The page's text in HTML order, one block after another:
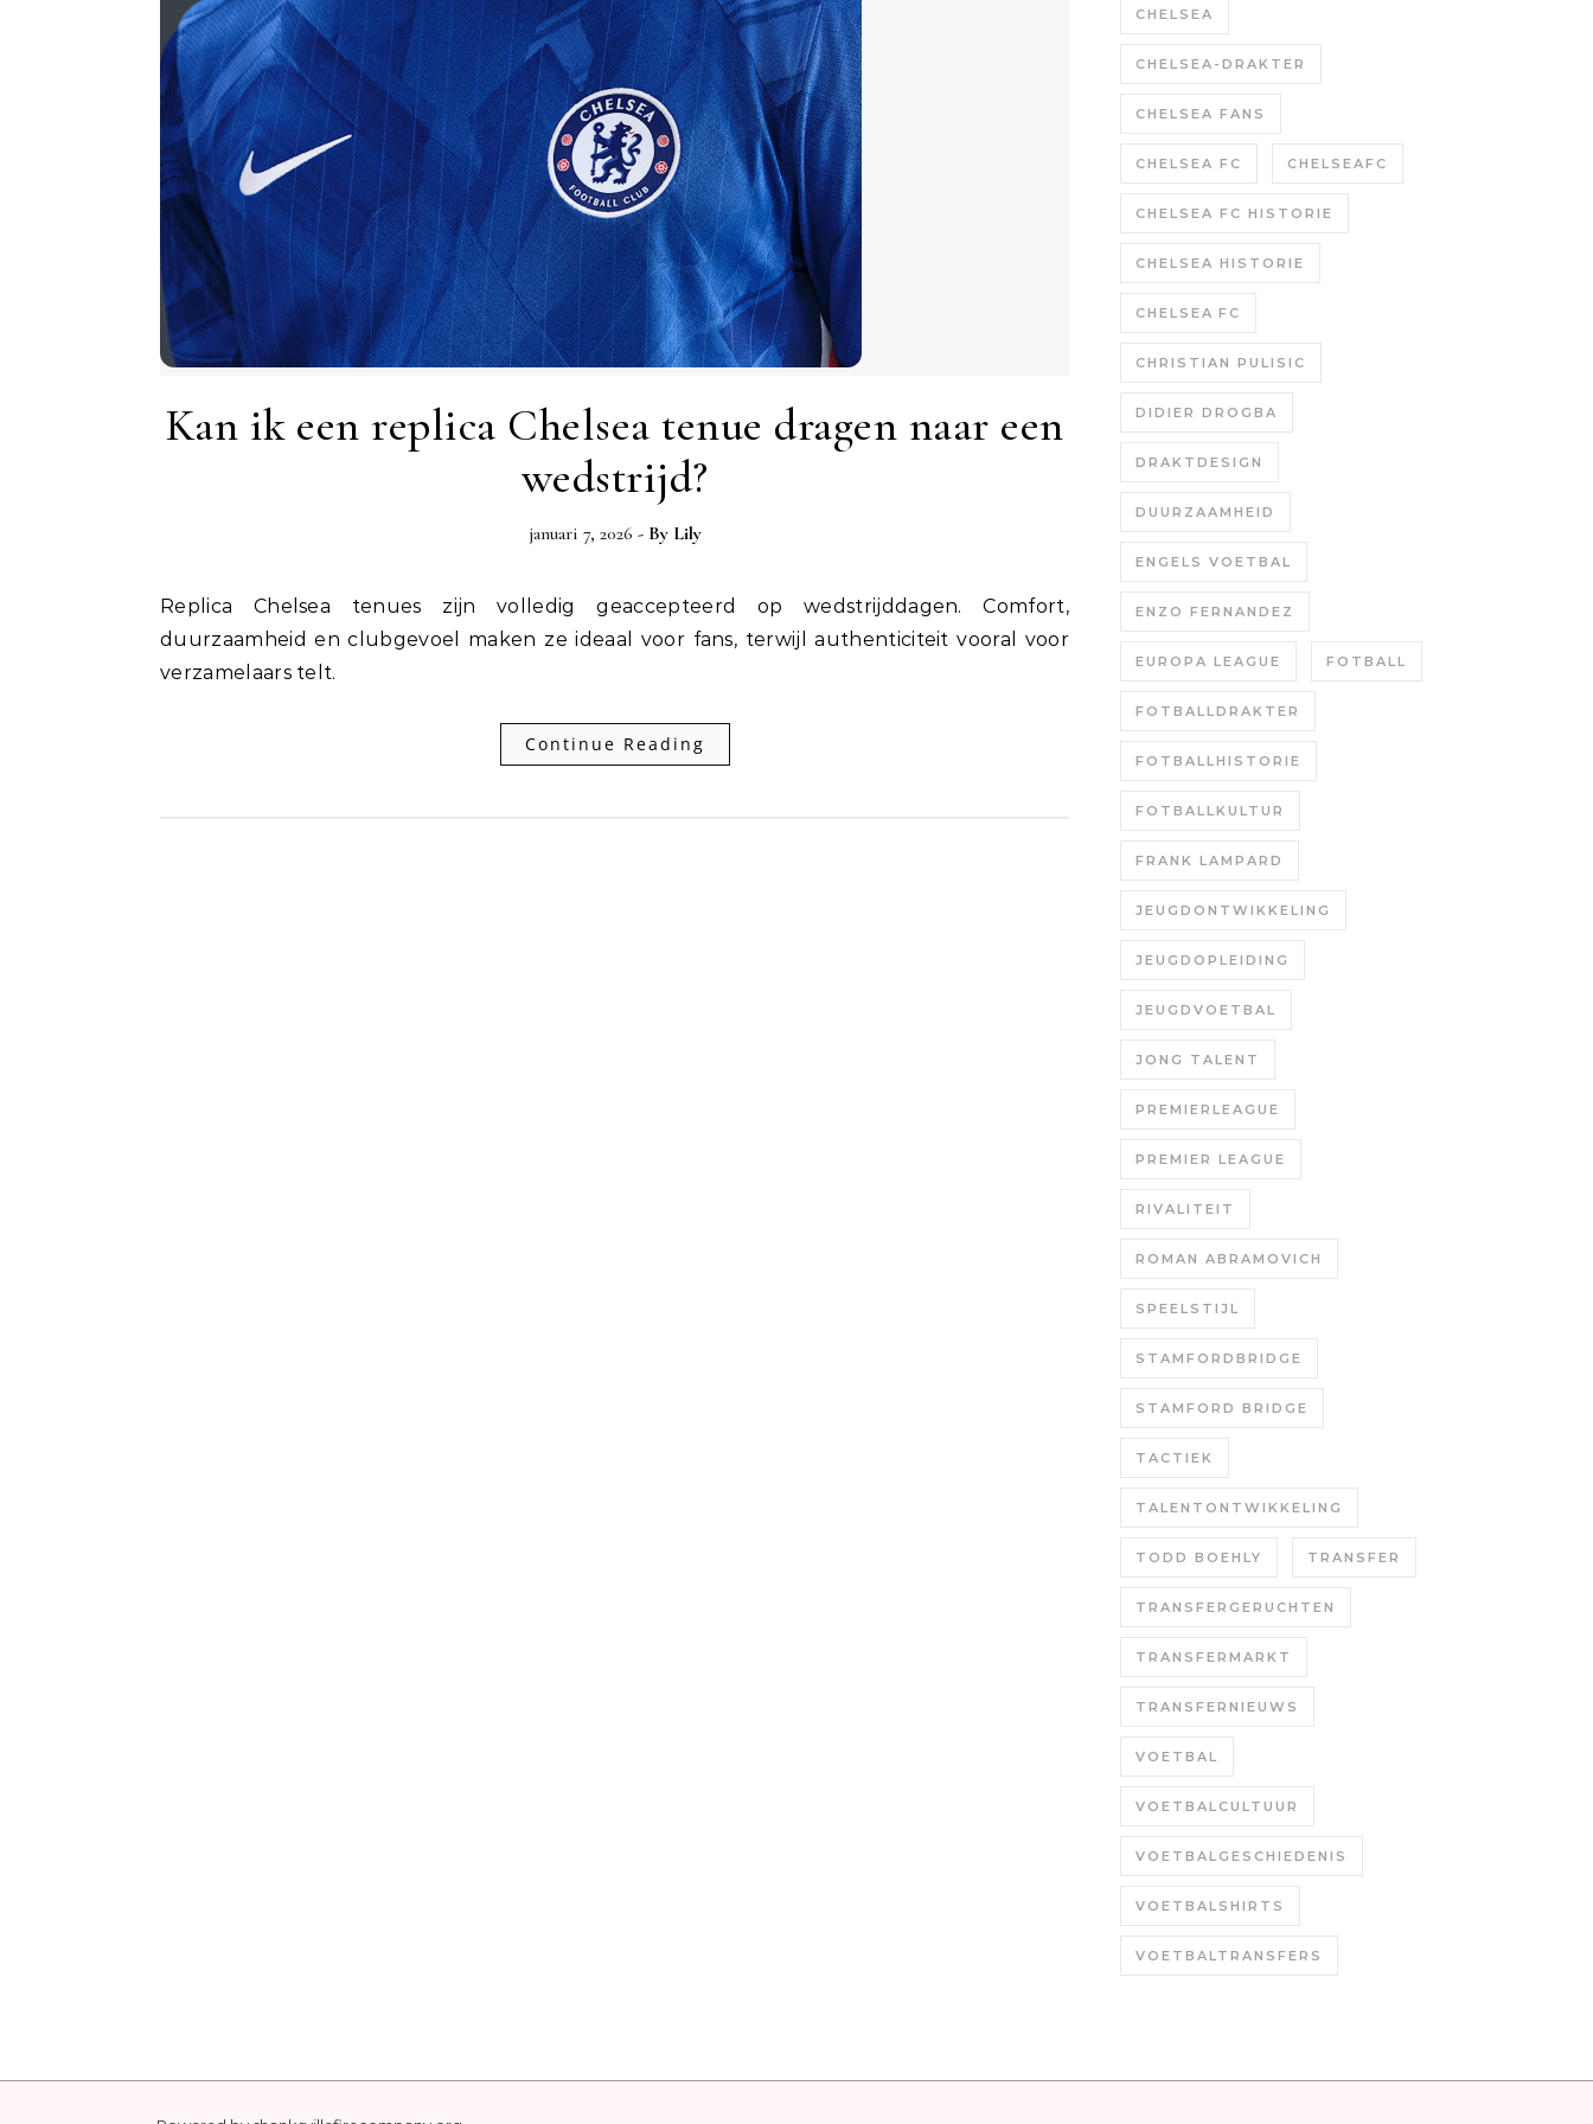
Kan ik een replica Chelsea tenue dragen naar een
wedstrijd?
januari 7, 2026 - By Lily
Replica Chelsea tenues zijn volledig geaccepteerd op wedstrijddagen. Comfort,
duurzaamheid en clubgevoel maken ze ideaal voor fans, terwijl authenticiteit vooral voor
verzamelaars telt.
Continue Reading
CHELSEA
CHELSEA-DRAKTER
CHELSEA FANS
CHELSEA FC CHELSEAFC
CHELSEA FC HISTORIE
CHELSEA HISTORIE
CHELSEA FC
CHRISTIAN PULISIC
DIDIER DROGBA
DRAKTDESIGN
DUURZAAMHEID
ENGELS VOETBAL
ENZO FERNANDEZ
EUROPA LEAGUE FOTBALL
FOTBALLDRAKTER
FOTBALLHISTORIE
FOTBALLKULTUR
FRANK LAMPARD
JEUGDONTWIKKELING
JEUGDOPLEIDING
JEUGDVOETBAL
JONG TALENT
PREMIERLEAGUE
PREMIER LEAGUE
RIVALITEIT
ROMAN ABRAMOVICH
SPEELSTIJL
STAMFORDBRIDGE
STAMFORD BRIDGE
TACTIEK
TALENTONTWIKKELING
TODD BOEHLY TRANSFER
TRANSFERGERUCHTEN
TRANSFERMARKT
TRANSFERNIEUWS
VOETBAL
VOETBALCULTUUR
VOETBALGESCHIEDENIS
VOETBALSHIRTS
VOETBALTRANSFERS